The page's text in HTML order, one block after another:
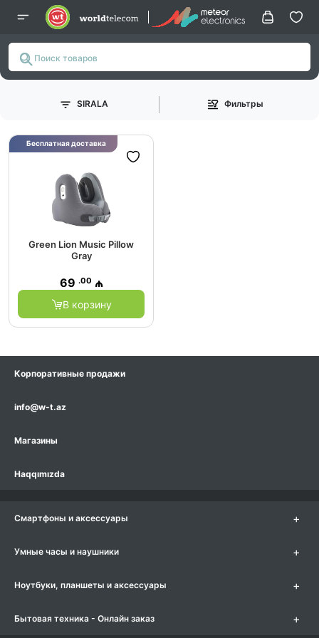
SIRALA Фильтры
Green Lion Music Pillow
Gray
69 .00 ₼
В корзину
Бесплатная доставка
Корпоративные продажи
info@w-t.az
Магазины
Haqqımızda
Смартфоны и аксессуары +
Умные часы и наушники +
Ноутбуки, планшеты и аксессуары +
Бытовая техника - Онлайн заказ +